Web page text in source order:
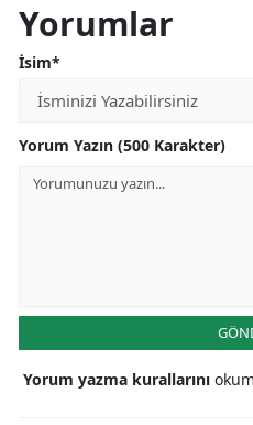
Yorumlar
İsim*
Yorum Yazın (500 Karakter)
Yorum yazma kurallarını